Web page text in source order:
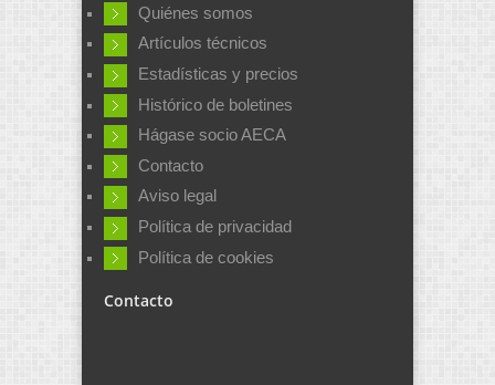
Quiénes somos
Artículos técnicos
Estadísticas y precios
Histórico de boletines
Hágase socio AECA
Contacto
Aviso legal
Política de privacidad
Política de cookies
Contacto